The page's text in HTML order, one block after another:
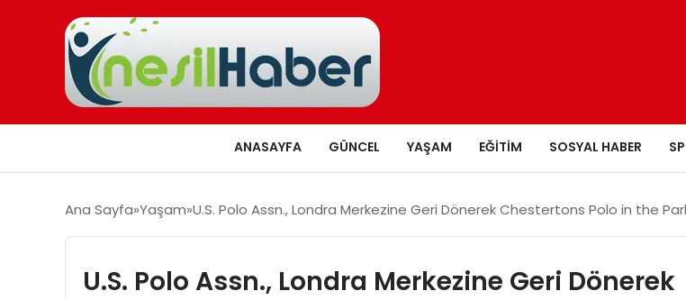
ANASAYFA GÜNCEL YAŞAM EĞITIM SOSYAL HABER
Ana Sayfa Yaşam U.S. Polo Assn., Londra Merkezine Geri Dönerek Chestertons Polo in the
U.S. Polo Assn., Londra Merkezine Geri Dönerek